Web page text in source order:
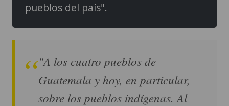
pueblos del país".
"A los cuatro pueblos de
Guatemala y hoy, en particular,
sobre los pueblos indígenas. Al